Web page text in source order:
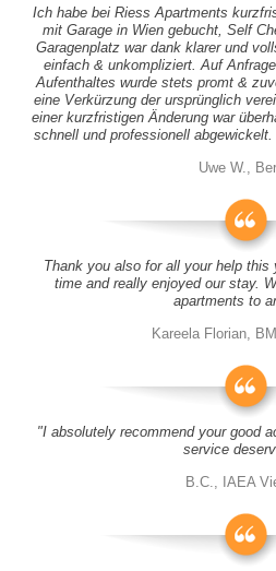
Ich habe bei Riess Apartments
mit Garage in Wien gebucht, Self
Garagenplatz war dank klarer und
einfach & unkompliziert. Auf
Aufenthaltes wurde stets promt &
eine Verkürzung der ursprünglich
einer kurzfristigen Änderung war
schnell und professionell
Uwe W.,
Thank you also for all your help this
time and really enjoyed our stay.
apartments to
Kareela Florian,
"I absolutely recommend your good
service
B.C., IAEA